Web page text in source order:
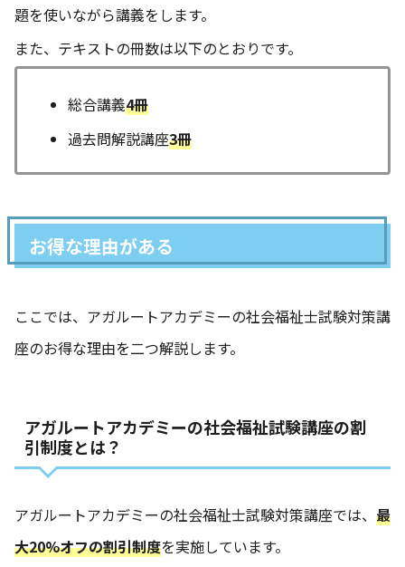
題を使いながら講義をします。
また、テキストの冊数は以下のとおりです。
総合講義4冊
過去問解説講座3冊
お得な理由がある
ここでは、アガルートアカデミーの社会福祉士試験対策講
座のお得な理由を二つ解説します。
アガルートアカデミーの社会福祉試験講座の割
引制度とは？
アガルートアカデミーの社会福祉士試験対策講座では、 最
大20%オフの割引制度を実施しています。